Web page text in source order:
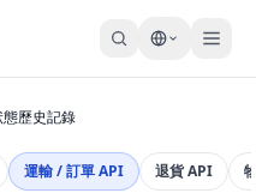
歷史記錄
運輸 / 訂單 API 退貨 API